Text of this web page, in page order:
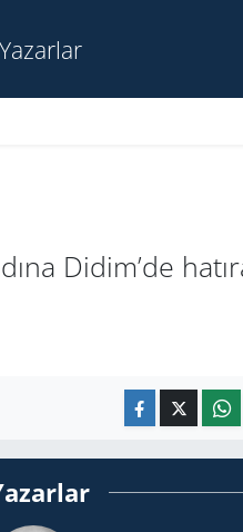
Yazarlar
Didim’de